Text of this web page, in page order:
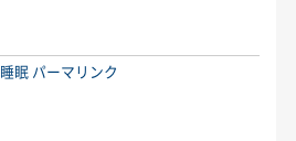
睡眠 パーマリンク